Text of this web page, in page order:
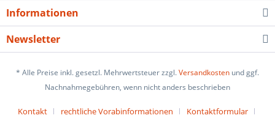
Informationen
Newsletter
* Alle Preise inkl. gesetzl. Mehrwertsteuer zzgl.Versandkosten und ggf.
Nachnahmegebühren, wenn nicht anders beschrieben
Kontakt rechtliche Vorabinformationen
Kontaktformular